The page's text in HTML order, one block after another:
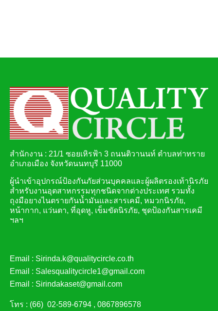
สำนักงาน : 21/1 ซอยเหิรฟ้า 3 ถนนติวานนท์ ตำบลท่าทราย
อำเภอเมือง จังหวัดนนทบุรี 11000
ผู้นำเข้าอุปกรณ์ป้องกันภัยส่วนบุคคลและผู้ผลิตรองเท้านิรภัย
สำหรับงานอุตสาหกรรมทุกชนิดจากต่างประเทศ รวมทั้ง
ถุงมือยางไนตรายกันน้ำมันและสารเคมี, หมวกนิรภัย,
หน้ากาก, แว่นตา, ที่อุดหู, เข็มขัดนิรภัย, ชุดป้องกันสารเคมี
ฯลฯ
Email : Sirinda.k@qualitycircle.co.th
Email : Salesqualitycircle1@gmail.com
Email : Sirindakaset@gmail.com
โทร : (66) 02-589-6794 , 0867896578